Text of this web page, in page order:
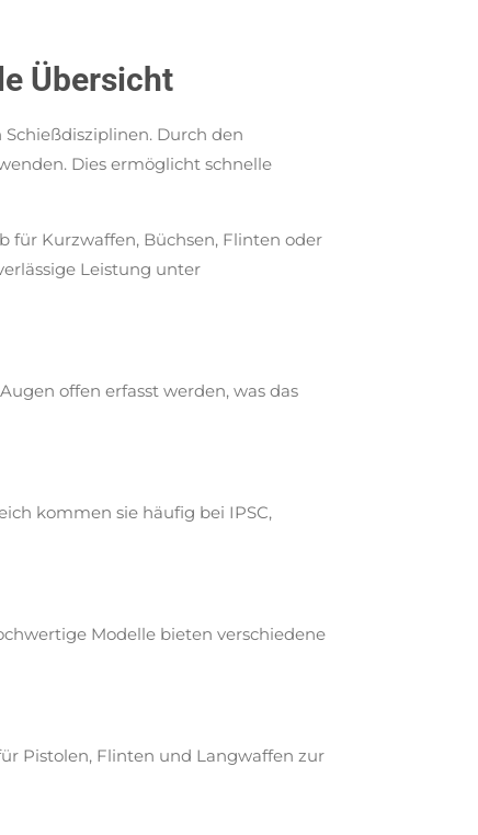
Übersicht
Durch den
Dies ermöglicht schnelle
für Kurzwaffen, Büchsen, Flinten oder
Leistung unter
offen erfasst werden, was das
kommen sie häufig bei IPSC,
Modelle bieten verschiedene
Pistolen, Flinten und Langwaffen zur